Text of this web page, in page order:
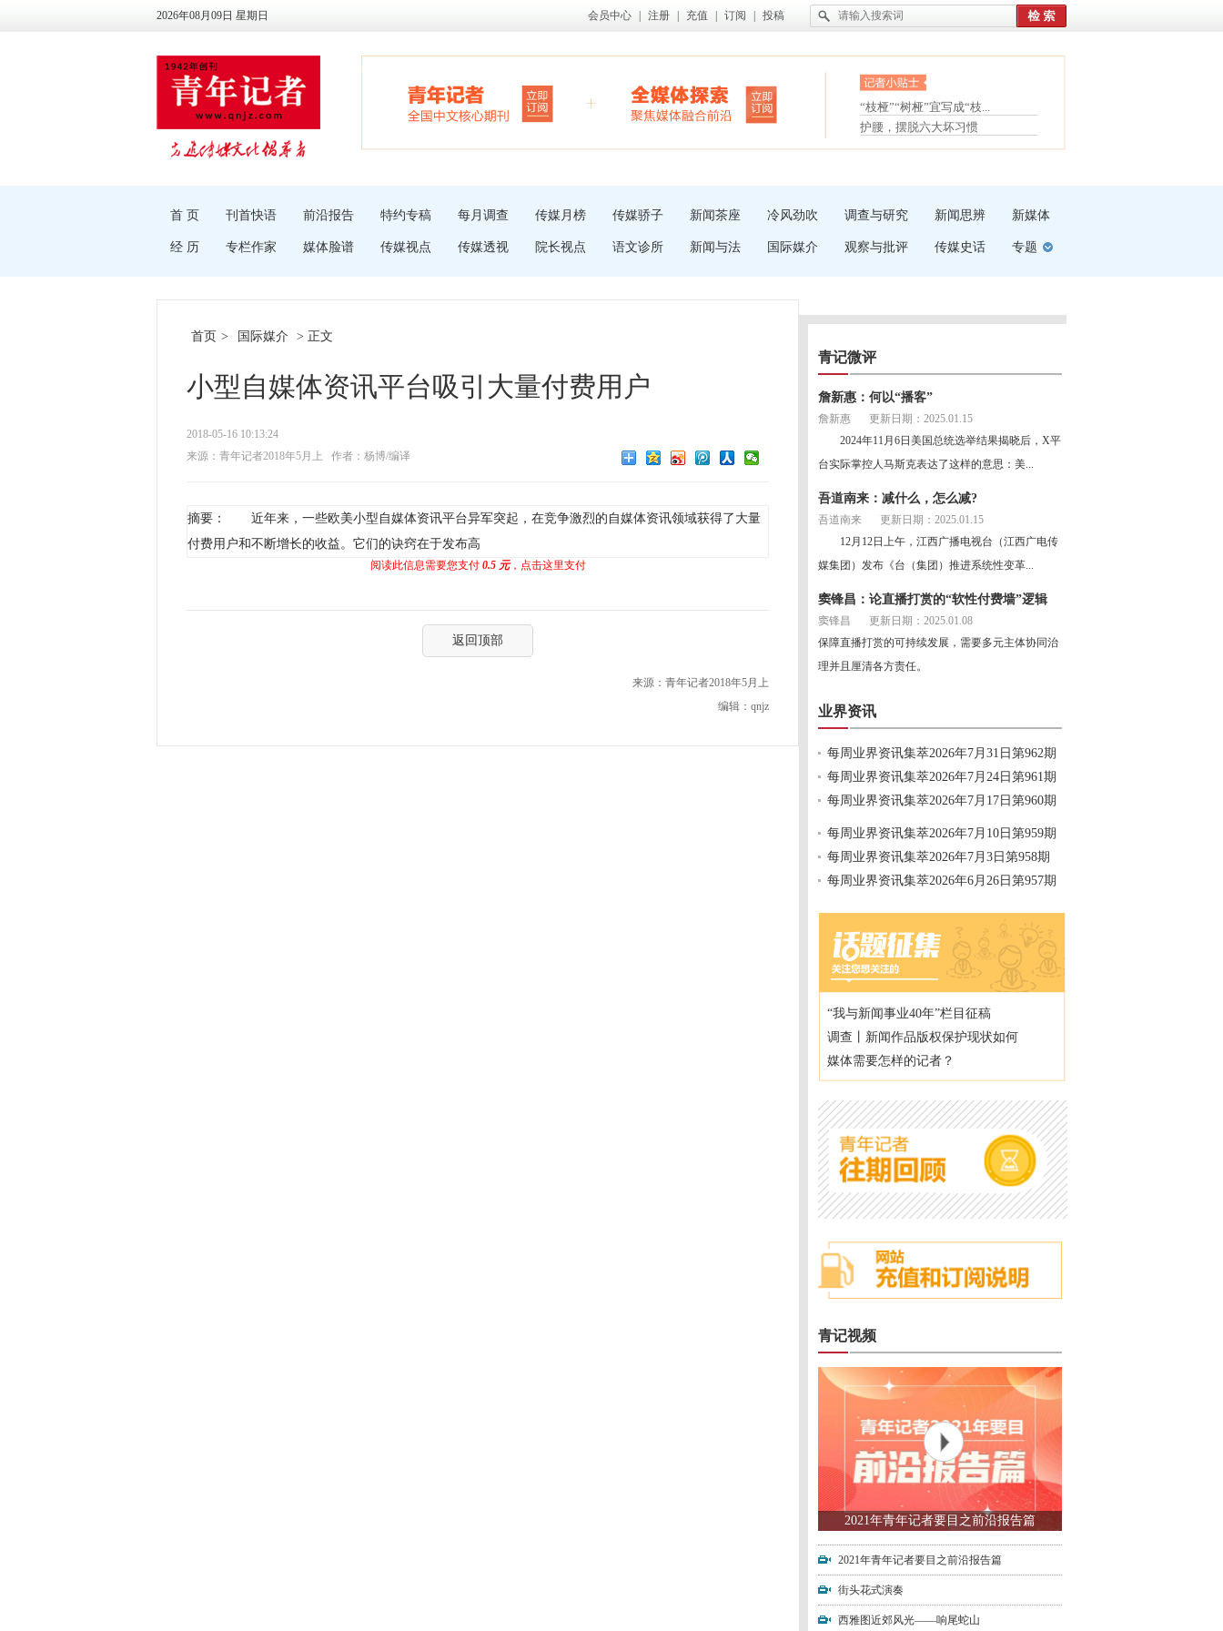
2026年08月09日 星期日 会员中心 注册 充值 订阅 投稿
眼白变红或是结膜下出血
“枝桠”“树桠”宜写成“枝...
夏天缓解疲劳有三招
护腰，摆脱六大坏习惯
受伤了冰敷还是热敷
首 页 刊首快语 前沿报告 特约专稿 每月调查 传媒月榜 传媒骄子 新闻茶座 冷风劲吹 调查与研究 新闻思辨 新媒体
经 历 专栏作家 媒体脸谱 传媒视点 传媒透视 院长视点 语文诊所 新闻与法 国际媒介 观察与批评 传媒史话 专题
首页 > 国际媒介 > 正文
小型自媒体资讯平台吸引大量付费用户
2018-05-16 10:13:24
来源：青年记者2018年5月上
作者：杨博/编译
摘要： 近年来，一些欧美小型自媒体资讯平台异军突起，在竞争激烈的自媒体资讯领域获得了大量
付费用户和不断增长的收益。它们的诀窍在于发布高
阅读此信息需要您支付 0.5 元，点击这里支付
返回顶部
来源：青年记者2018年5月上
编辑：qnjz
青记微评
詹新惠：何以“播客”
詹新惠
更新日期：2025.01.15
2024年11月6日美国总统选举结果揭晓后，X平
台实际掌控人马斯克表达了这样的意思：美...
吾道南来：减什么，怎么减?
吾道南来
更新日期：2025.01.15
12月12日上午，江西广播电视台（江西广电传
媒集团）发布《台（集团）推进系统性变革...
窦锋昌：论直播打赏的“软性付费墙”逻辑
窦锋昌
更新日期：2025.01.08
保障直播打赏的可持续发展，需要多元主体协同治
理并且厘清各方责任。
业界资讯
每周业界资讯集萃2026年7月31日第962期
每周业界资讯集萃2026年7月24日第961期
每周业界资讯集萃2026年7月17日第960期
每周业界资讯集萃2026年7月10日第959期
每周业界资讯集萃2026年7月3日第958期
每周业界资讯集萃2026年6月26日第957期
“我与新闻事业40年”栏目征稿
调查丨新闻作品版权保护现状如何
媒体需要怎样的记者？
青记视频
2021年青年记者要目之前沿报告篇
2021年青年记者要目之前沿报告篇
街头花式演奏
西雅图近郊风光——响尾蛇山